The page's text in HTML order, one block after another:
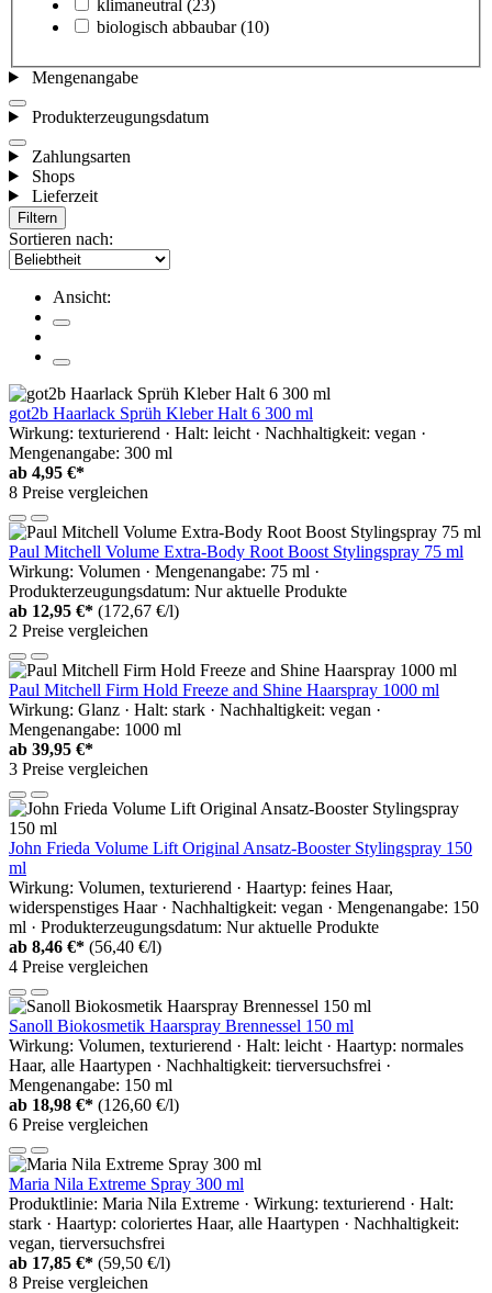
klimaneutral (23)
biologisch abbaubar (10)
Mengenangabe
Produkterzeugungsdatum
Zahlungsarten
Shops
Lieferzeit
Filtern
Sortieren nach:
Ansicht:
got2b Haarlack Sprüh Kleber Halt 6 300 ml
Wirkung: texturierend · Halt: leicht · Nachhaltigkeit: vegan ·
Mengenangabe: 300 ml
ab 4,95 €*
8 Preise vergleichen
Paul Mitchell Volume Extra-Body Root Boost Stylingspray 75 ml
Wirkung: Volumen · Mengenangabe: 75 ml ·
Produkterzeugungsdatum: Nur aktuelle Produkte
ab 12,95 €* (172,67 €/l)
2 Preise vergleichen
Paul Mitchell Firm Hold Freeze and Shine Haarspray 1000 ml
Wirkung: Glanz · Halt: stark · Nachhaltigkeit: vegan ·
Mengenangabe: 1000 ml
ab 39,95 €*
3 Preise vergleichen
John Frieda Volume Lift Original Ansatz-Booster Stylingspray 150
ml
Wirkung: Volumen, texturierend · Haartyp: feines Haar,
widerspenstiges Haar · Nachhaltigkeit: vegan · Mengenangabe: 150
ml · Produkterzeugungsdatum: Nur aktuelle Produkte
ab 8,46 €* (56,40 €/l)
4 Preise vergleichen
Sanoll Biokosmetik Haarspray Brennessel 150 ml
Wirkung: Volumen, texturierend · Halt: leicht · Haartyp: normales
Haar, alle Haartypen · Nachhaltigkeit: tierversuchsfrei ·
Mengenangabe: 150 ml
ab 18,98 €* (126,60 €/l)
6 Preise vergleichen
Maria Nila Extreme Spray 300 ml
Produktlinie: Maria Nila Extreme · Wirkung: texturierend · Halt:
stark · Haartyp: coloriertes Haar, alle Haartypen · Nachhaltigkeit:
vegan, tierversuchsfrei
ab 17,85 €* (59,50 €/l)
8 Preise vergleichen